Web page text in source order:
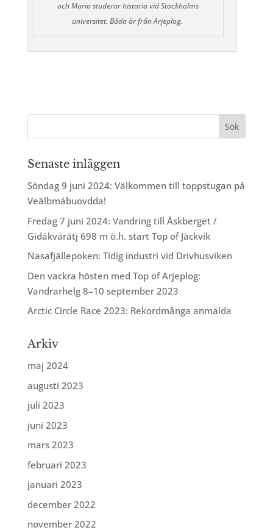
och Maria studerar historia vid Stockholms
universitet. Båda är från Arjeplog.
Senaste inläggen
Söndag 9 juni 2024: Välkommen till toppstugan på
Veälbmábuovdda!
Fredag 7 juni 2024: Vandring till Åskberget /
Gidákvárátj 698 m ö.h. start Top of Jäckvik
Nasafjällepoken: Tidig industri vid Drivhusviken
Den vackra hösten med Top of Arjeplog:
Vandrarhelg 8–10 september 2023
Arctic Circle Race 2023: Rekordmånga anmälda
Arkiv
maj 2024
augusti 2023
juli 2023
juni 2023
mars 2023
februari 2023
januari 2023
december 2022
november 2022